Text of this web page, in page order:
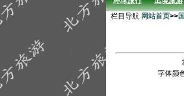
栏目导航 网站首页>>
字体颜